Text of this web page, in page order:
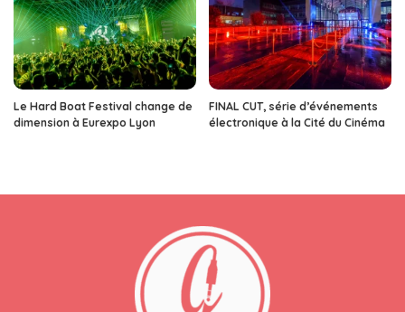
Le Hard Boat Festival change de
dimension à Eurexpo Lyon
FINAL CUT, série d’événements
électronique à la Cité du Cinéma